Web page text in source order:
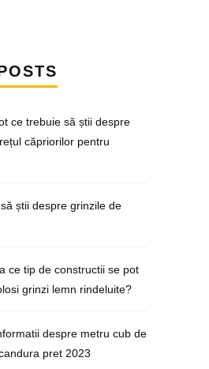
ce trebuie să știi despre
căpriorilor pentru
știi despre grinzile de
ce tip de constructii se pot
grinzi lemn rindeluite?
despre metru cub de
pret 2023